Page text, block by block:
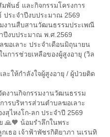
พันธ์ และกิจกรรมโครงการ
ระจำปีงบประมาณ 2569
มงานสืบสานวัฒนธรรมประเพณี
ปีงบประมาณ พ.ศ.2569
อเลาะ ประจำเดือนมิถุนายน
การช่วยเหลือของผู้สูงอายุ (วิล
ะให้กำลังใจผู้สูงอายุ / ผู้ป่วยติด
ดงานกิจกรรมงานวัฒนธรรม
รบริหารส่วนตำบลฆอเลาะ
สุไหงโก-ลก ประจำปี 2569
🙏🧡 น้อมรำลึกในพระ
เธอ เจ้าฟ้าพัชรกิติยาภา นเรนทิ